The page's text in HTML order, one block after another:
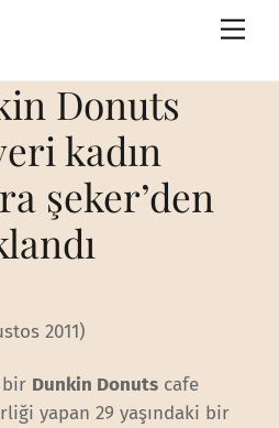
Donuts
kadın
şeker’den
2011)
bir Dunkin Donuts cafe
yapan 29 yaşındaki bir